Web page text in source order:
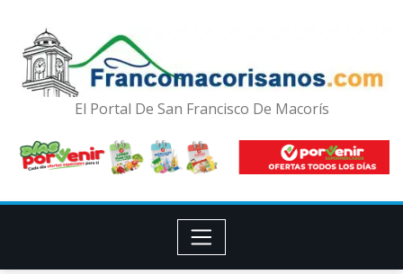
El Portal De San Francisco De Macorís